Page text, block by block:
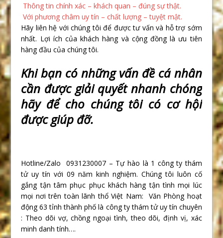
Thông tin chính xác – khách quan – đúng sự thật.
Với phương châm uy tín – chất lượng – tuyệt mật.
Hãy liên hệ với chúng tôi để được tư vấn và hỗ trợ sớm
nhất. Lợi ích của khách hàng và cộng đồng là ưu tiên
hàng đầu của chúng tôi.
Khi bạn có những vấn đềcá nhân
cần được giải quyết nhanh chóng
hãy đểcho chúng tôi có cơhội
được giúp đỡ.
Hotline/Zalo 0931230007 – Tự hào là 1 công ty thám
tử uy tín với 09 năm kinh nghiệm. Chúng tôi luôn cố
gắng tận tâm phục phục khách hàng tận tình mọi lúc
mọi nơi trên toàn lãnh thổ Việt Nam: Văn Phòng hoạt
động 63 tỉnh thành phố là công ty thám tử uy tín chuyên
: Theo dõi vợ, chồng ngoại tình, theo dõi, định vị, xác
minh danh tính….